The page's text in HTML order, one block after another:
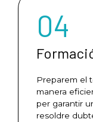
04
Preparem el
manera
per garantir
resoldre